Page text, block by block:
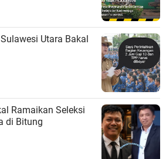
Utara Bakal
Ramaikan Seleksi
di Bitung